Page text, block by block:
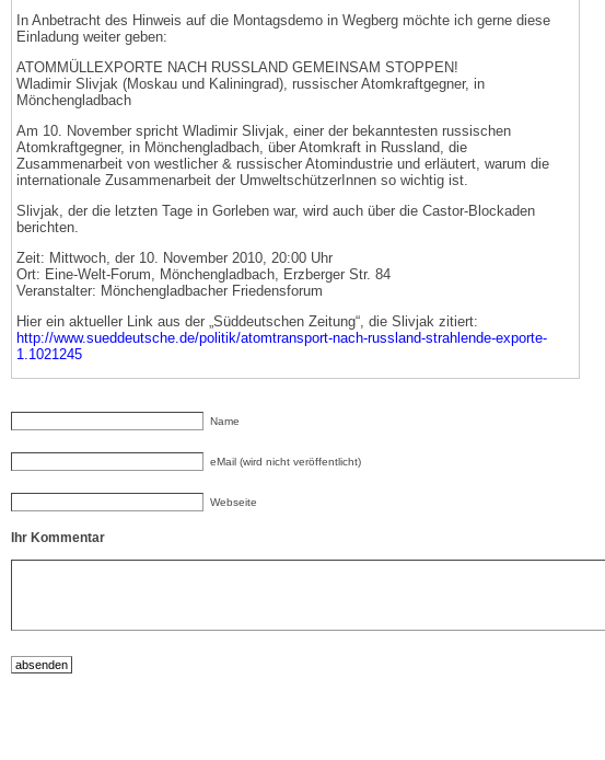
In Anbetracht des Hinweis auf die Montagsdemo in Wegberg möchte ich gerne diese
Einladung weiter geben:
ATOMMÜLLEXPORTE NACH RUSSLAND GEMEINSAM STOPPEN!
Wladimir Slivjak (Moskau und Kaliningrad), russischer Atomkraftgegner, in
Mönchengladbach
Am 10. November spricht Wladimir Slivjak, einer der bekanntesten russischen
Atomkraftgegner, in Mönchengladbach, über Atomkraft in Russland, die
Zusammenarbeit von westlicher & russischer Atomindustrie und erläutert, warum die
internationale Zusammenarbeit der UmweltschützerInnen so wichtig ist.
Slivjak, der die letzten Tage in Gorleben war, wird auch über die Castor-Blockaden
berichten.
Zeit: Mittwoch, der 10. November 2010, 20:00 Uhr
Ort: Eine-Welt-Forum, Mönchengladbach, Erzberger Str. 84
Veranstalter: Mönchengladbacher Friedensforum
Hier ein aktueller Link aus der „Süddeutschen Zeitung“, die Slivjak zitiert:
http://www.sueddeutsche.de/politik/atomtransport-nach-russland-strahlende-exporte-
1.1021245
Name
eMail (wird nicht veröffentlicht)
Webseite
Ihr Kommentar